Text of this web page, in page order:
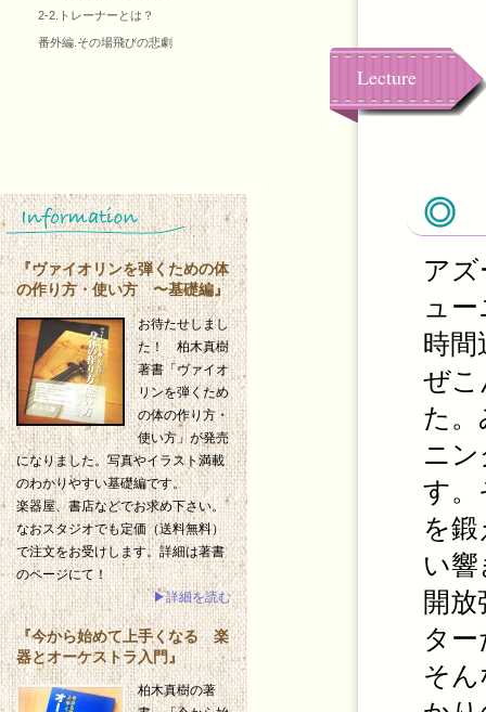
Lecture
◎
ア
ュ
時
ぜこ
た
ニ
す。
を
い
開
タ
そ
2-2.トレーナーとは？
番外編.その場飛びの悲劇
『ヴァイオリンを弾くための体
の作り方・使い方 〜基礎編』
お待たせしまし
た！ 柏木真樹
著書「ヴァイオ
リンを弾くため
の体の作り方・
使い方」が発売
になりました。写真やイラスト満載
のわかりやすい基礎編です。
楽器屋、書店などでお求め下さい。
なおスタジオでも定価（送料無料）
で注文をお受けします。詳細は著書
のページにて！
▶詳細を読む
『今から始めて上手くなる 楽
器とオーケストラ入門』
柏木真樹の著